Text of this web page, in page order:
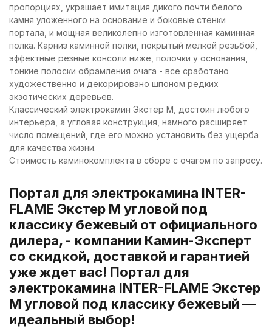
пропорциях, украшает имитация дикого почти белого
камня уложенного на основание и боковые стенки
портала, и мощная великолепно изготовленная каминная
полка. Карниз каминной полки, покрытый мелкой резьбой,
эффектные резные консоли ниже, полочки у основания,
тонкие полоски обрамления очага - все сработано
художественно и декорировано шпоном редких
экзотических деревьев.
Классический электрокамин Экстер М, достоин любого
интерьера, а угловая конструкция, намного расширяет
число помещений, где его можно установить без ущерба
для качества жизни.
Стоимость каминокомплекта в сборе с очагом по запросу.
Портал для электрокамина INTER-
FLAME Экстер М угловой под
классику бежевый от официального
дилера, - компании Камин-Эксперт
со скидкой, доставкой и гарантией
уже ждет вас! Портал для
электрокамина INTER-FLAME Экстер
М угловой под классику бежевый —
идеальный выбор!